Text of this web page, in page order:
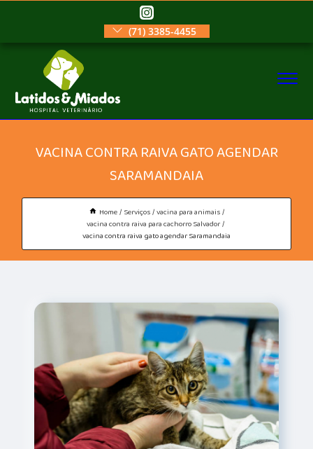
(71) 3385-4455
VACINA CONTRA RAIVA GATO AGENDAR
SARAMANDAIA
Home Serviços vacina para animais
vacina contra raiva para cachorro Salvador
vacina contra raiva gato agendar Saramandaia